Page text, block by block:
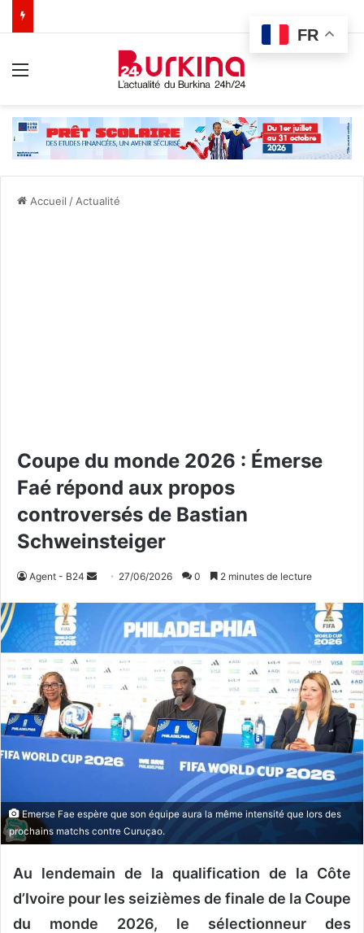
Accueil / Actualité
Coupe du monde 2026 : Émerse
Faé répond aux propos
controversés de Bastian
Schweinsteiger
Agent - B24
y
n
r
r
e
27/06/2026 0 2 minutes de lecture
Emerse Fae espère que son équipe aura la même intensité que lors des
prochains matchs contre Curuçao.
Au lendemain de la qualification de la Côte
d’Ivoire pour les seizièmes de finale de la Coupe
du monde 2026, le sélectionneur des
FR